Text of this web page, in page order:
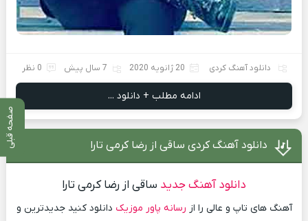
دانلود آهنگ کردی 20 ژانویه 2020 7 سال پیش 0 نظر
ادامه مطلب + دانلود ...
دانلود آهنگ کردی ساقی از رضا کرمی تارا
دانلود آهنگ جدید ساقی از رضا کرمی تارا
آهنگ های تاپ و عالی را از رسانه پاور موزیک دانلود کنید جدیدترین و
صفحه قبلی